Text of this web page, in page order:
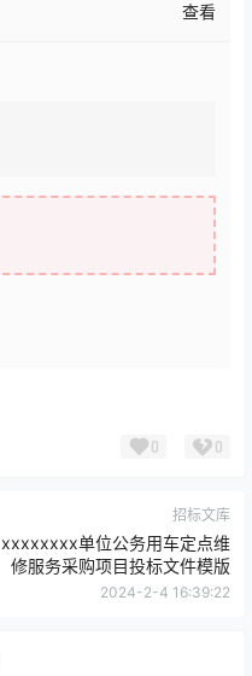
查看
0 0
招标文库
xxxxxxxx单位公务用车定点维
修服务采购项目投标文件模版
2024-2-4 16:39:22